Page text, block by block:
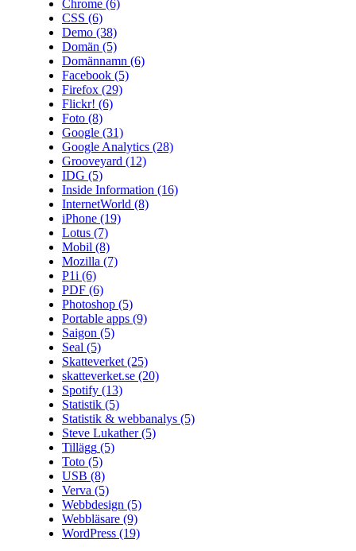
Chrome (6)
CSS (6)
Demo (38)
Domän (5)
Domännamn (6)
Facebook (5)
Firefox (29)
Flickr! (6)
Foto (8)
Google (31)
Google Analytics (28)
Grooveyard (12)
IDG (5)
Inside Information (16)
InternetWorld (8)
iPhone (19)
Lotus (7)
Mobil (8)
Mozilla (7)
P1i (6)
PDF (6)
Photoshop (5)
Portable apps (9)
Saigon (5)
Seal (5)
Skatteverket (25)
skatteverket.se (20)
Spotify (13)
Statistik (5)
Statistik & webbanalys (5)
Steve Lukather(5)
Tillägg (5)
Toto (5)
USB (8)
Verva (5)
Webbdesign (5)
Webbläsare (9)
WordPress (19)